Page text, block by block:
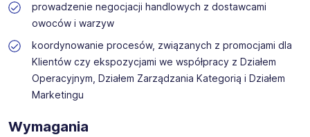
prowadzenie negocjacji handlowych z dostawcami
owoców i warzyw
koordynowanie procesów, związanych z promocjami dla
Klientów czy ekspozycjami we współpracy z Działem
Operacyjnym, Działem Zarządzania Kategorią i Działem
Marketingu
Wymagania